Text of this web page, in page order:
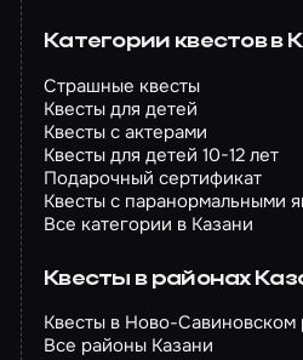
Категории квестов в
Страшные квесты
Квесты для детей
Квесты с актерами
Квесты для детей 10-12 лет
Подарочный сертификат
Квесты с паранормальными
Все категории в Казани
Квесты в районах
Квесты в Ново-Савиновском
Все районы Казани